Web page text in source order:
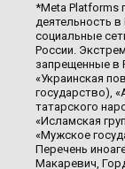
*Meta Platforms
деятельность
социальные
России.
запрещенные в
«Украинская
государство),
татарского
«Исламская
«Мужское
Перечень
Макаревич,